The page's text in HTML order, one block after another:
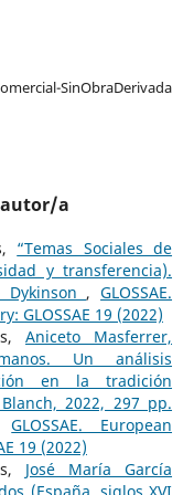
SinObraDerivada
autor/a
“Temas Sociales de
y transferencia).
,GLOSSAE.
GLOSSAE 19 (2022)
Aniceto Masferrer,
Un análisis
en la tradición
2022, 297 pp.
GLOSSAE. European
19 (2022)
José María García